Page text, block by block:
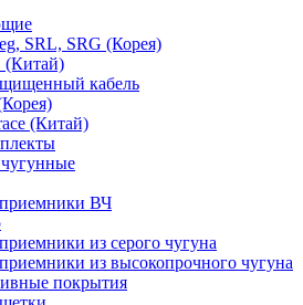
SRL, SRG (Корея)
(Китай)
кабель
(Китай)
ВЧ
из серого чугуна
из высокопрочного чугуна
покрытия